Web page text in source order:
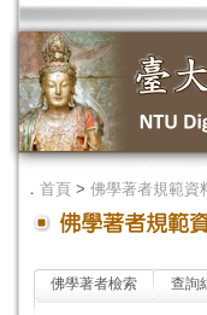
． 首頁 > 佛學著者規範資
佛學著者檢索 查詢